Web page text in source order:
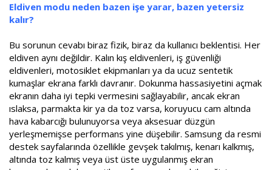
Eldiven modu neden bazen işe yarar, bazen yetersiz
kalır?
Bu sorunun cevabı biraz fizik, biraz da kullanıcı beklentisi. Her
eldiven aynı değildir. Kalın kış eldivenleri, iş güvenliği
eldivenleri, motosiklet ekipmanları ya da ucuz sentetik
kumaşlar ekrana farklı davranır. Dokunma hassasiyetini açmak
ekranın daha iyi tepki vermesini sağlayabilir, ancak ekran
ıslaksa, parmakta kir ya da toz varsa, koruyucu cam altında
hava kabarcığı bulunuyorsa veya aksesuar düzgün
yerleşmemişse performans yine düşebilir. Samsung da resmi
destek sayfalarında özellikle gevşek takılmış, kenarı kalkmış,
altında toz kalmış veya üst üste uygulanmış ekran